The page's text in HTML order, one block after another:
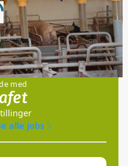
med
alle jobs